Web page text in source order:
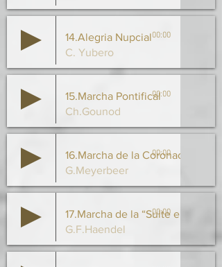
14.Alegria Nupcial
C. Yubero
00:00
15.Marcha Pontifical
Ch.Gounod
00:00
16.Marcha de la Coronación “El
G.Meyerbeer
00:00
17.Marcha de la “Suite en Re. –
G.F.Haendel
00:00